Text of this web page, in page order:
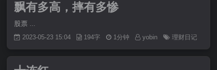
飘有多高，摔有多惨
2023-05-23 15:04 194字 1分钟 yobin 理财日记